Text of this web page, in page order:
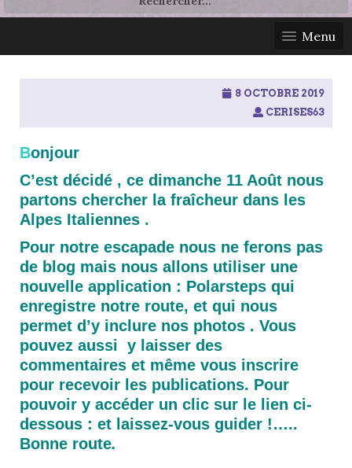
Menu
8 OCTOBRE 2019
CERISES63
Bonjour
C’est décidé , ce dimanche 11 Août nous
partons chercher la fraîcheur dans les
Alpes Italiennes .
Pour notre escapade nous ne ferons pas
de blog mais nous allons utiliser une
nouvelle application : Polarsteps qui
enregistre notre route, et qui nous
permet d’y inclure nos photos . Vous
pouvez aussi y laisser des
commentaires et même vous inscrire
pour recevoir les publications. Pour
pouvoir y accéder un clic sur le lien ci-
dessous : et laissez-vous guider !…..
Bonne route.